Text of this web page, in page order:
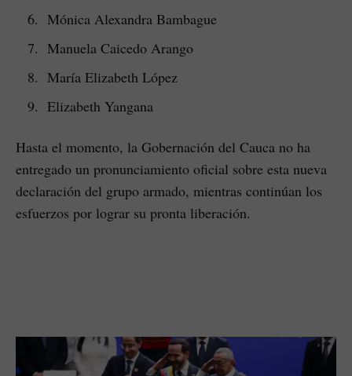
Mónica Alexandra Bambague
Manuela Caicedo Arango
María Elizabeth López
Elizabeth Yangana
Hasta el momento, la Gobernación del Cauca no ha
entregado un pronunciamiento oficial sobre esta nueva
declaración del grupo armado, mientras continúan los
esfuerzos por lograr su pronta liberación.